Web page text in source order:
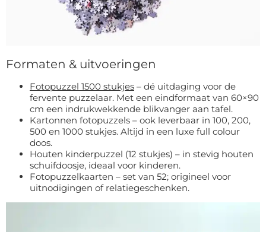
Formaten & uitvoeringen
Fotopuzzel 1500 stukjes – dé uitdaging voor de
fervente puzzelaar. Met een eindformaat van 60×90
cm een indrukwekkende blikvanger aan tafel.
Kartonnen fotopuzzels – ook leverbaar in 100, 200,
500 en 1000 stukjes. Altijd in een luxe full colour
doos.
Houten kinderpuzzel (12 stukjes) – in stevig houten
schuifdoosje, ideaal voor kinderen.
Fotopuzzelkaarten – set van 52; origineel voor
uitnodigingen of relatiegeschenken.